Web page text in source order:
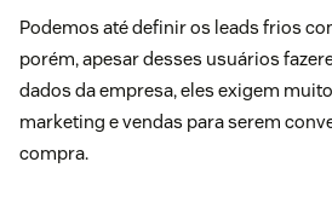
Podemos até definir os leads frios
porém, apesar desses usuários
dados da empresa, eles exigem
marketing e vendas para serem
compra.